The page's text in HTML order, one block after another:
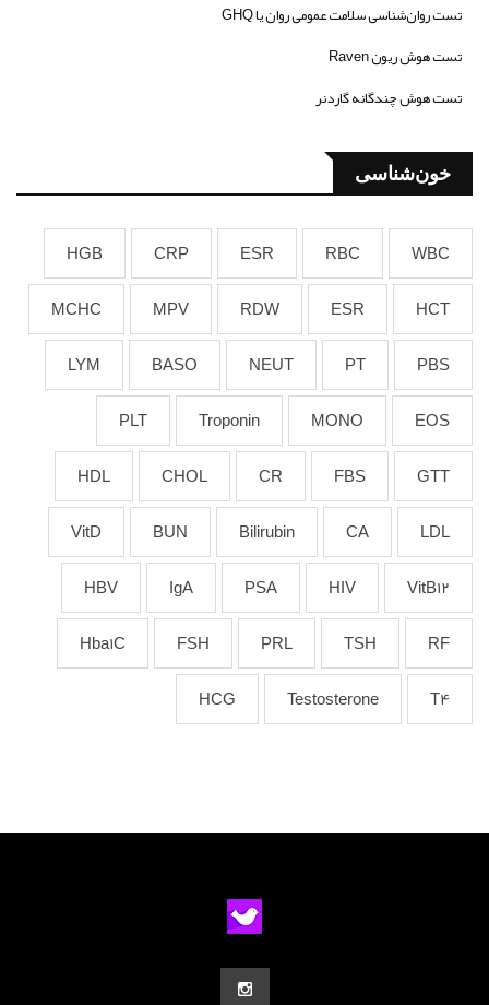
تست روان‌شناسی سلامت عمومی روان یا GHQ
تست هوش ریون Raven
تست هوش چندگانه گاردنر
خون‌شناسی
WBC
RBC
ESR
CRP
HGB
HCT
ESR
RDW
MPV
MCHC
PBS
PT
NEUT
BASO
LYM
EOS
MONO
Troponin
PLT
GTT
FBS
CR
CHOL
HDL
LDL
CA
Bilirubin
BUN
VitD
VitB12
HIV
PSA
IgA
HBV
RF
TSH
PRL
FSH
Hba1C
T4
Testosterone
HCG